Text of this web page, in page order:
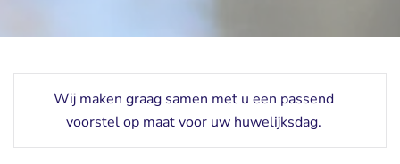
Wij maken graag samen met u een passend
voorstel op maat voor uw huwelijksdag.